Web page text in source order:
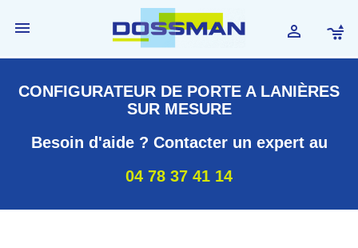
 
CONFIGURATEUR DE PORTE A LANIÈRES
SUR MESURE
Besoin d'aide ? Contacter un expert au
04 78 37 41 14